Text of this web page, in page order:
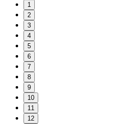
1
2
3
4
5
6
7
8
9
10
11
12